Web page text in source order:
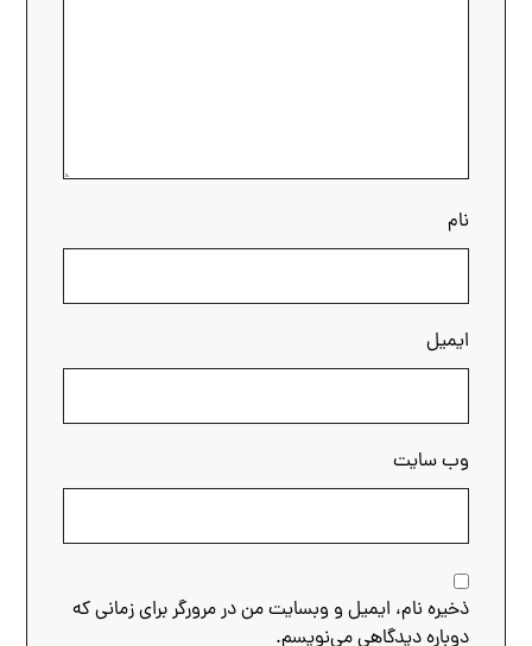
نام
ایمیل
وب‌ سایت
ذخیره نام، ایمیل و وبسایت من در مرورگر برای زمانی که
دوباره دیدگاهی می‌نویسم.